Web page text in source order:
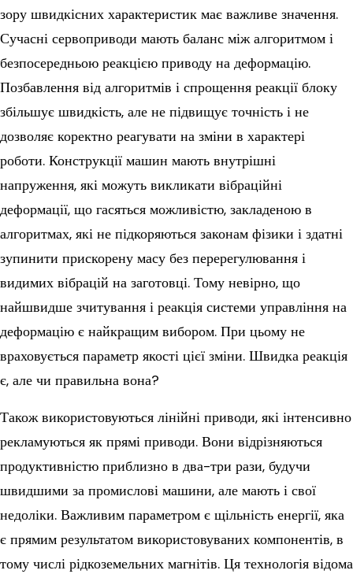
зору швидкісних характеристик має важливе значення.
Сучасні сервоприводи мають баланс між алгоритмом і
безпосередньою реакцією приводу на деформацію.
Позбавлення від алгоритмів і спрощення реакції блоку
збільшує швидкість, але не підвищує точність і не
дозволяє коректно реагувати на зміни в характері
роботи. Конструкції машин мають внутрішні
напруження, які можуть викликати вібраційні
деформації, що гасяться можливістю, закладеною в
алгоритмах, які не підкоряються законам фізики і здатні
зупинити прискорену масу без перерегулювання і
видимих вібрацій на заготовці. Тому невірно, що
найшвидше зчитування і реакція системи управління на
деформацію є найкращим вибором. При цьому не
враховується параметр якості цієї зміни. Швидка реакція
є, але чи правильна вона?
Також використовуються лінійні приводи, які інтенсивно
рекламуються як прямі приводи. Вони відрізняються
продуктивністю приблизно в два-три рази, будучи
швидшими за промислові машини, але мають і свої
недоліки. Важливим параметром є щільність енергії, яка
є прямим результатом використовуваних компонентів, в
тому числі рідкоземельних магнітів. Ця технологія відома